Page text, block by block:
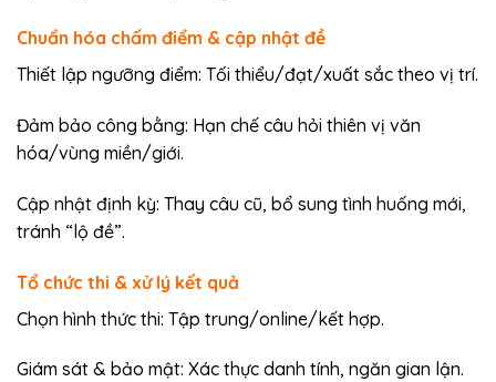
Chuẩn hóa chấm điểm & cập nhật đề
Thiết lập ngưỡng điểm: Tối thiểu/đạt/xuất sắc theo vị trí.
Đảm bảo công bằng: Hạn chế câu hỏi thiên vị văn
hóa/vùng miền/giới.
Cập nhật định kỳ: Thay câu cũ, bổ sung tình huống mới,
tránh “lộ đề”.
Tổ chức thi & xử lý kết quả
Chọn hình thức thi: Tập trung/online/kết hợp.
Giám sát & bảo mật: Xác thực danh tính, ngăn gian lận.